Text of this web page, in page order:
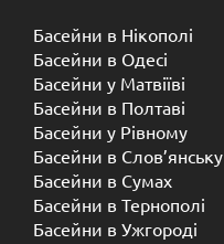
Басейни в Нікополі
Басейни в Одесі
Басейни у Матвіїві
Басейни в Полтаві
Басейни у ​​Рівному
Басейни в Слов’янську
Басейни в Сумах
Басейни в Тернополі
Басейни в Ужгороді